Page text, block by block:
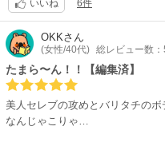
気もしますが、絵の綺麗さとキ
あまり気になりません。受けが
くるので、そこが引っかかる人は
てないので自分は気にならなかっ
のでパパのボディガード×パパも
の作品が好きな人は別作者さんの
スメです。男前であればあるほ
いいね 6件
OKKさん
(女性/40代) 総レビュー数
たまら〜ん！！【編集済】
美人セレブの攻めとバリタチの
なんじゃこりゃ…